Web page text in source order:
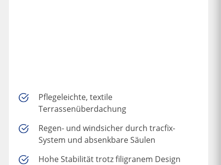
Pflegeleichte, textile
Terrassenüberdachung
Regen- und windsicher durch tracfix-
System und absenkbare Säulen
Hohe Stabilität trotz filigranem Design